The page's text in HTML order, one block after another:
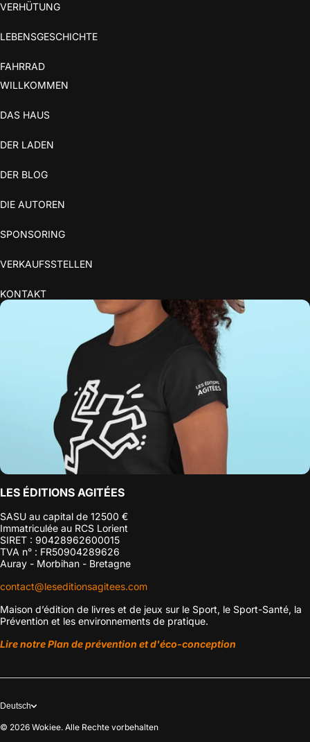
VERHÜTUNG
LEBENSGESCHICHTE
FAHRRAD
WILLKOMMEN
DAS HAUS
DER LADEN
DER BLOG
DIE AUTOREN
SPONSORING
VERKAUFSSTELLEN
KONTAKT
LES ÉDITIONS AGITÉES
SASU au capital de 12500 €
Immatriculée au RCS Lorient
SIRET : 90428962600015
TVA n° : FR50904289626
Auray - Morbihan - Bretagne
contact@leseditionsagitees.com
Maison d’édition de livres et de jeux sur le Sport, le Sport-Santé, la
Prévention et les environnements de pratique.
Lire notre Plan de prévention et d'éco-conception
Deutsch
© 2026 Wokiee. Alle Rechte vorbehalten